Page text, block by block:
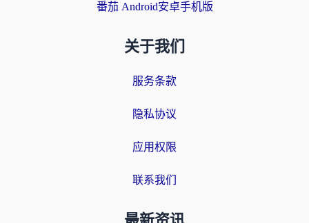
番茄 Android安卓手机版
关于我们
服务条款
隐私协议
应用权限
联系我们